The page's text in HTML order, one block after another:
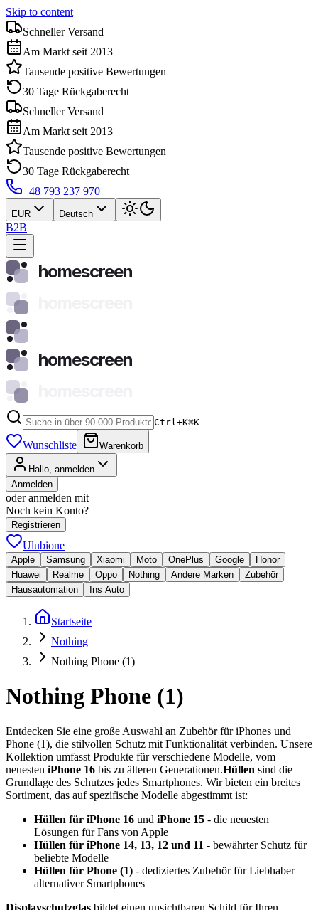
Skip to content
Schneller Versand
Am Markt seit 2013
Tausende positive Bewertungen
30 Tage Rückgaberecht
Schneller Versand
Am Markt seit 2013
Tausende positive Bewertungen
30 Tage Rückgaberecht
+48 793 237 970
EUR Deutsch
B2B
homescreen
homescreen
Ctrl+K⌘K
Wunschliste Warenkorb
Hallo, anmelden
Anmelden
oder anmelden mit
Noch kein Konto?
Registrieren
Ulubione
Apple Samsung Xiaomi Moto OnePlus Google
Honor
Huawei
Realme Oppo Nothing Andere Marken
Zubehör
Hausautomation
Ins Auto
Startseite
Nothing
Nothing Phone (1)
Nothing Phone (1)
Entdecken Sie eine große Auswahl an Zubehör für iPhones und
Phone (1), die stilvollen Schutz mit Funktionalität verbinden. Unsere
Kollektion umfasst Produkte für verschiedene Modelle, vom
neuesten iPhone 16 bis zu älteren Generationen.Hüllen sind die
Grundlage des Schutzes jedes Smartphones. Wir bieten ein breites
Sortiment, das auf spezifische Modelle abgestimmt ist:
Hüllen für iPhone 16 und iPhone 15 - die neuesten
Lösungen für Fans von Apple
Hüllen für iPhone 14, 13, 12 und 11 - bewährter Schutz für
beliebte Modelle
Hüllen für Phone (1) - dediziertes Zubehör für Liebhaber
alternativer Smartphones
Displayschutzglas bildet einen unsichtbaren Schild für Ihren